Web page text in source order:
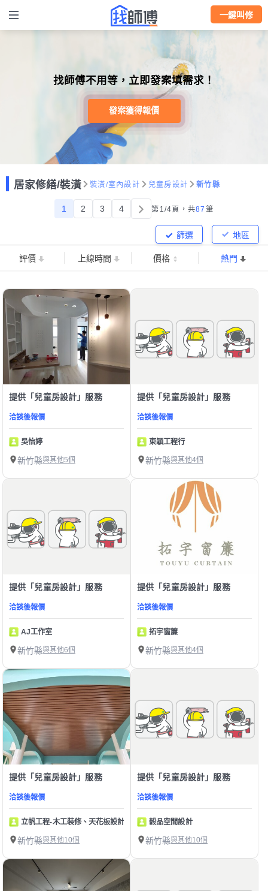
一鍵叫修
找師傅不用等，立即發案填需求！
發案獲得報價
居家修繕/裝潢 裝潢/室內設計 兒童房設計 新竹縣
1 2 3 4 第1/4頁， 共87 筆
地區
篩選
評價 上線時間 價格 熱門
提供「兒童房設計」服務
洽談後報價
吳怡婷
新竹縣與其他5個
提供「兒童房設計」服務
洽談後報價
東穎工程行
新竹縣與其他4個
提供「兒童房設計」服務
洽談後報價
AJ工作室
新竹縣與其他6個
提供「兒童房設計」服務
洽談後報價
拓宇窗簾
新竹縣與其他4個
提供「兒童房設計」服務
洽談後報價
立帆工程-木工裝修、天花板設計
新竹縣與其他10個
提供「兒童房設計」服務
洽談後報價
毅品空間設計
新竹縣與其他10個